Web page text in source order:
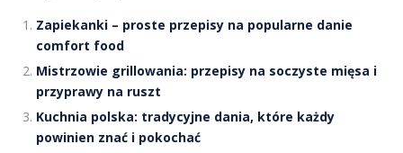
Zapiekanki – proste przepisy na popularne danie
comfort food
Mistrzowie grillowania: przepisy na soczyste mięsa i
przyprawy na ruszt
Kuchnia polska: tradycyjne dania, które każdy
powinien znać i pokochać